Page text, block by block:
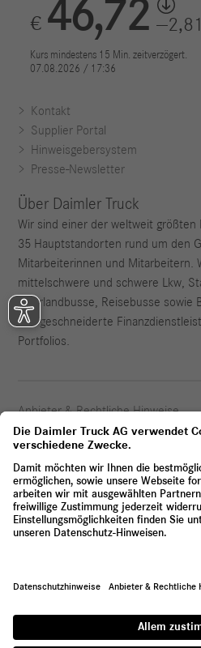
Kontakt
Supplier Portal
Hinweisgebersystem
Presse-Newsletter
Über Daimler Truck
Wir sind einer der weltweit größten
35 Hauptstandorten rund um den
Mitarbeiterinnen und Mitarbeitern.
mittelschwere und schwere Lkw,
Überlandbusse, Reisebusse sowie
maßgeschneiderte
Portfolios.
Anbieter & Rechtliche Hinweise
Datenschutz